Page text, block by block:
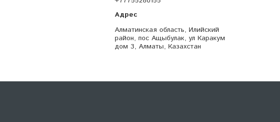
Алматинская область, Илийский
район, пос Ащыбулак, ул Каракум
дом 3, Алматы, Казахстан